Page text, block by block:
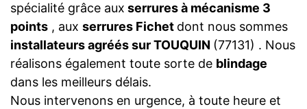
spécialité grâce aux serrures à mécanisme 3
points , aux serrures Fichet dont nous sommes
installateurs agréés sur TOUQUIN (77131) . Nous
réalisons également toute sorte de blindage
dans les meilleurs délais.
Nous intervenons en urgence, à toute heure et